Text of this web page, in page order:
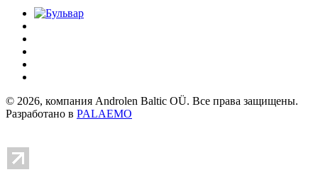
© 2026, компания Androlen Baltic OÜ. Все права защищены.
Разработано в PALAEMO